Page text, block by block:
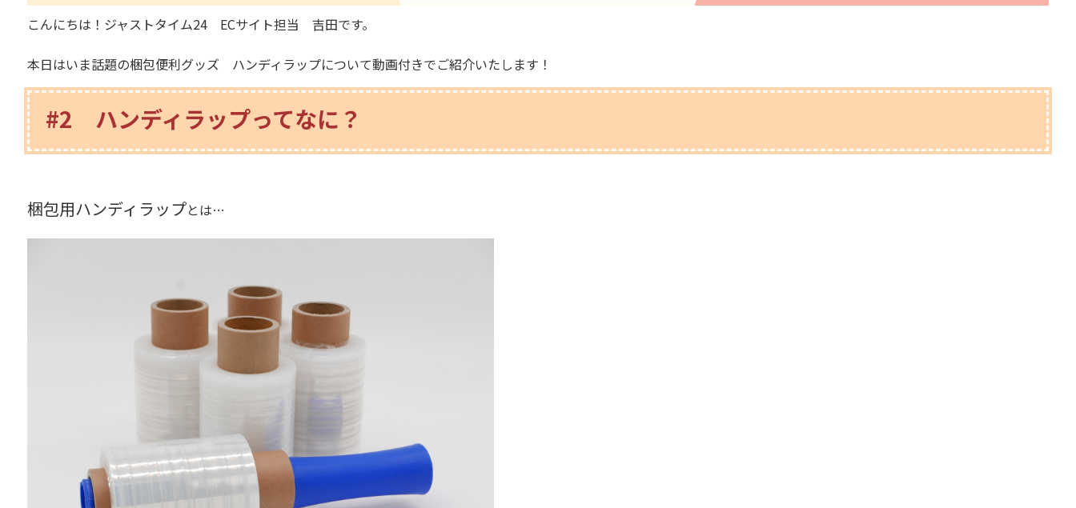
こんにちは！ジャストタイム24 ECサイト担当 吉田です。
本日はいま話題の梱包便利グッズ ハンディラップについて動画付きでご紹介いたします！
#2 ハンディラップってなに？
梱包用ハンディラップとは…